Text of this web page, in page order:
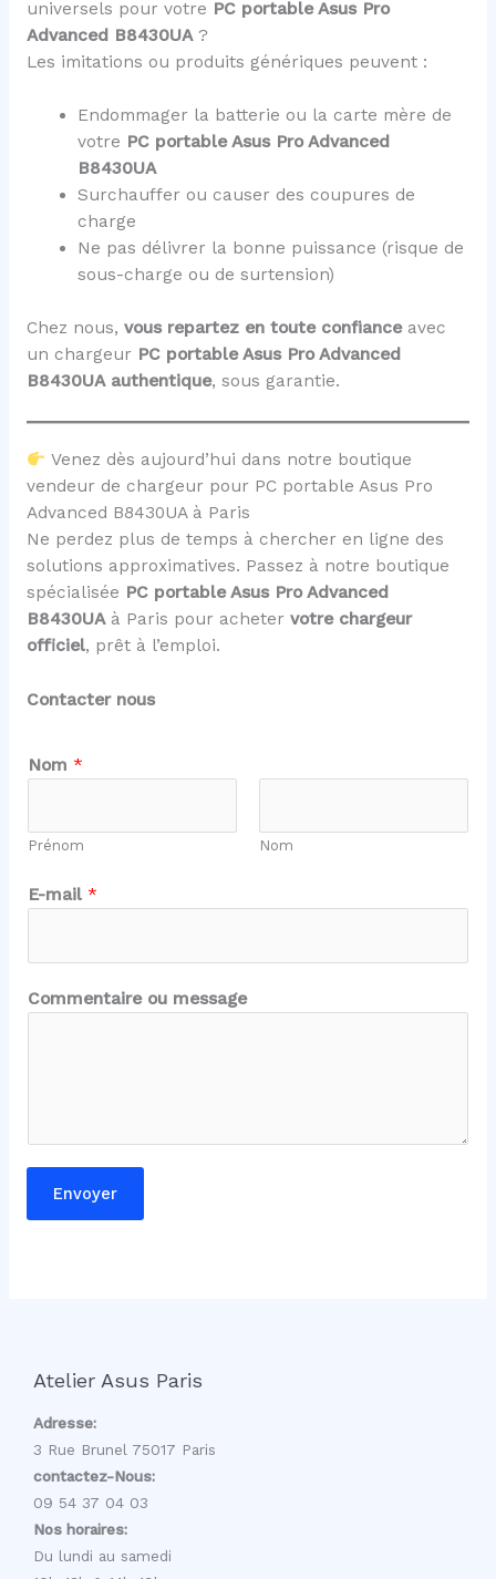
universels pour votre PC portable Asus Pro
Advanced B8430UA?
Les imitations ou produits génériques peuvent :
Endommager la batterie ou la carte mère de
votre PC portable Asus Pro Advanced
B8430UA
Surchauffer ou causer des coupures de
charge
Ne pas délivrer la bonne puissance (risque de
sous-charge ou de surtension)
Chez nous, vous repartez en toute confianceavec
un chargeur PC portable Asus Pro Advanced
B8430UA authentique, sous garantie.
Venez dès aujourd’hui dans notre boutique
vendeur de chargeur pour PC portable Asus Pro
Advanced B8430UA à Paris
Ne perdez plus de temps à chercher en ligne des
solutions approximatives. Passez à notre boutique
spécialisée PC portable Asus Pro Advanced
B8430UAà Paris pour acheter votre chargeur
officiel, prêt à l’emploi.
Contacter nous
o
u
o
*
Nom *
Prénom Nom
E-mail *
Commentaire ou message
Envoyer
Atelier Asus Paris
Adresse:
3 Rue Brunel 75017 Paris
contactez-Nous:
09 54 37 04 03
Nos horaires:
Du lundi au samedi